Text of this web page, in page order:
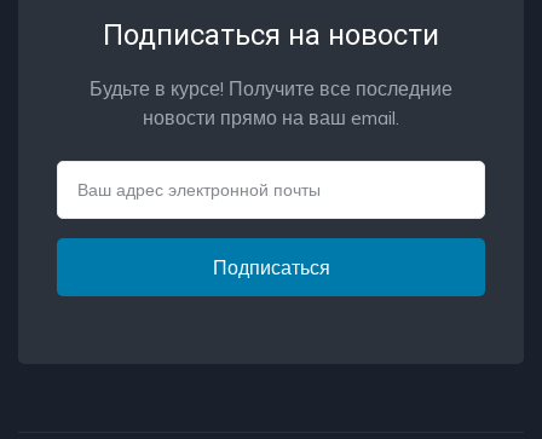
Подписаться на новости
Будьте в курсе! Получите все последние
новости прямо на ваш email.
Подписаться